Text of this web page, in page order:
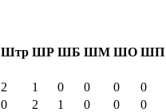
Штр ШР ШБ ШМ ШО ШП
2 1 0 0 0 0
0 2 1 0 0 0